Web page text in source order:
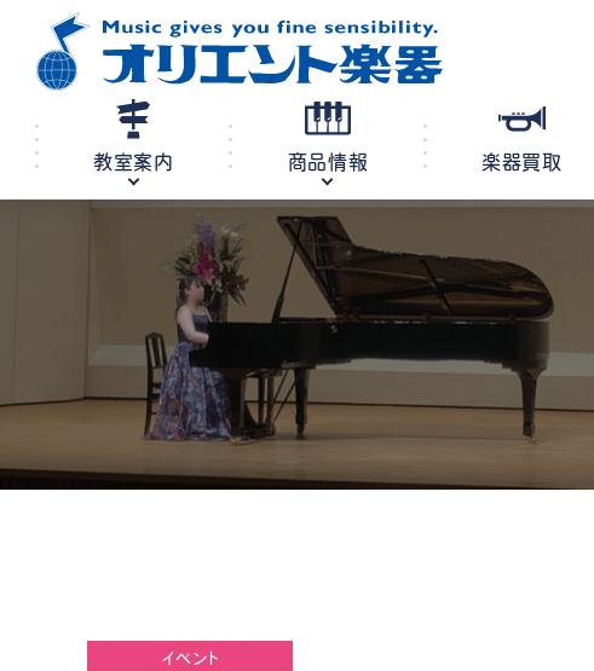
教室案内
教室案内
商品情報
商品情報
ピアノ
楽器買取
修理・調律
レンタル
店舗案内
イベント